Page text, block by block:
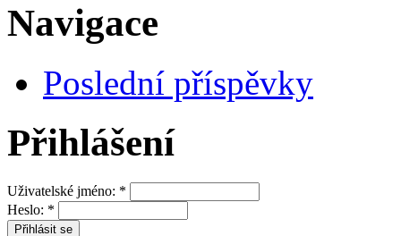
Navigace
Poslední příspěvky
Přihlášení
Uživatelské jméno: *
Heslo: *